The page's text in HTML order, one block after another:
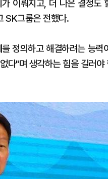
이뤄지고, 더 나은 결정도
SK그룹은 전했다.
정의하고 해결하려는 능력
다"며 생각하는 힘을 길러야